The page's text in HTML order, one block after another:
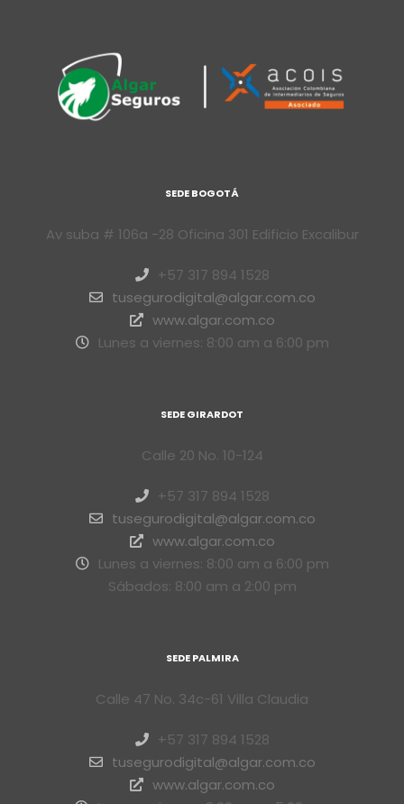
SEDE BOGOTÁ
Av suba # 106a -28 Oficina 301 Edificio Excalibur
+57 317 894 1528
tusegurodigital@algar.com.co
www.algar.com.co
Lunes a viernes: 8:00 am a 6:00 pm
SEDE GIRARDOT
Calle 20 No. 10-124
+57 317 894 1528
tusegurodigital@algar.com.co
www.algar.com.co
Lunes a viernes: 8:00 am a 6:00 pm
Sábados: 8:00 am a 2:00 pm
SEDE PALMIRA
Calle 47 No. 34c-61 Villa Claudia
+57 317 894 1528
tusegurodigital@algar.com.co
www.algar.com.co